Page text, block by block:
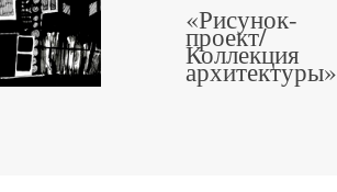
«Рисунок-
проект/
Коллекция
архитектуры»